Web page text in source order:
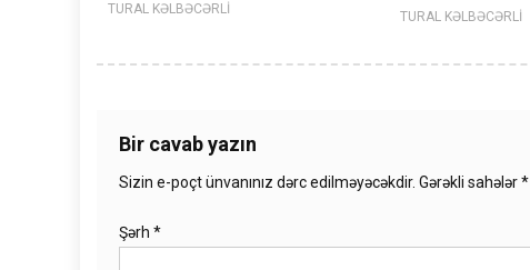
TURAL KƏLBƏCƏRLİ
TURAL KƏLBƏCƏRLİ
Bir cavab yazın
Sizin e-poçt ünvanınız dərc edilməyəcəkdir. Gərəkli sahələr*
Şərh *